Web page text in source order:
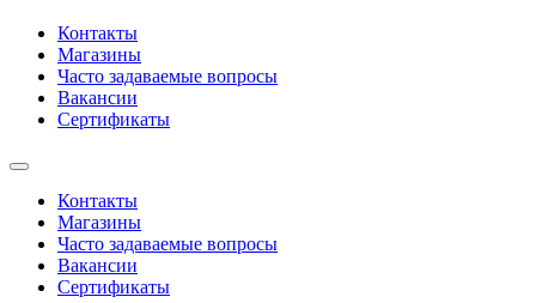
Контакты
Магазины
Часто задаваемые вопросы
Вакансии
Сертификаты
Контакты
Магазины
Часто задаваемые вопросы
Вакансии
Сертификаты